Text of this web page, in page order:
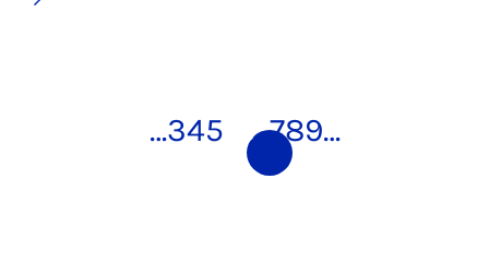
…345 6 789…